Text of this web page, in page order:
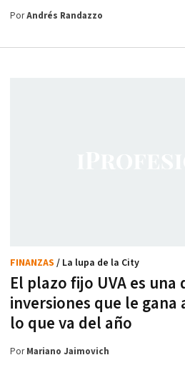
PorAndrés Randazzo
El plazo fijo UVA es una
inversiones que le gana
lo que va del año
FINANZAS / La lupa de la City
PorMariano Jaimovich